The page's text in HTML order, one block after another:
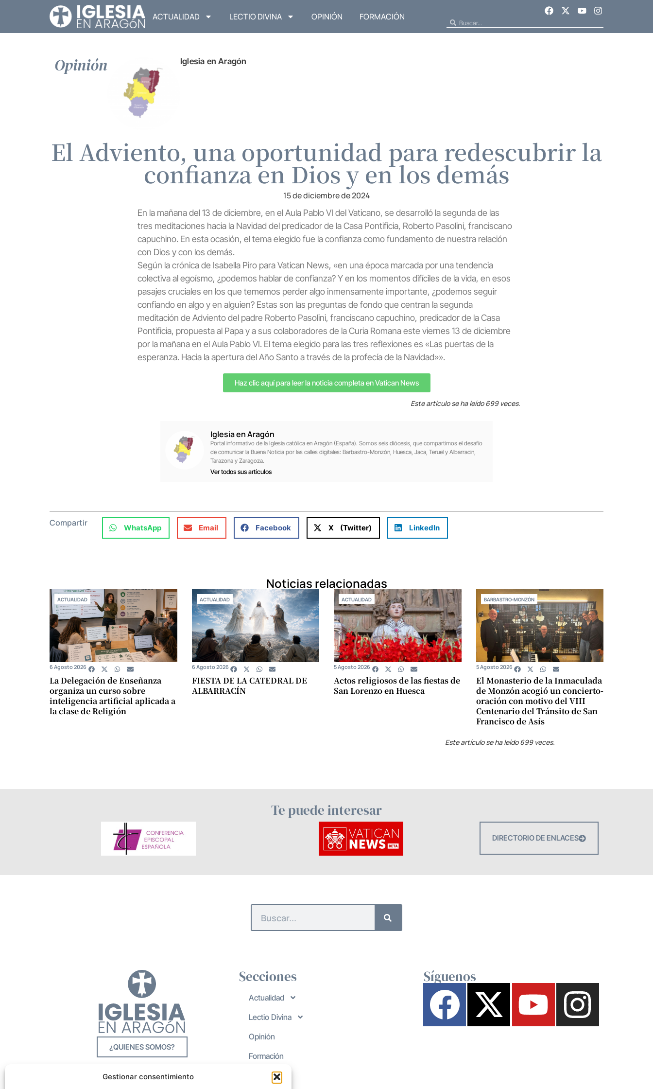
Gestionar consentimiento
ACTUALIDAD LECTIO DIVINA OPINIÓN FORMACIÓN
Opinión Iglesia en Aragón
El Adviento, una oportunidad para redescubrir la
confianza en Dios y en los demás
15 de diciembre de 2024
En la mañana del 13 de diciembre, en el Aula Pablo VI del Vaticano, se desarrolló la segunda de las
tres meditaciones hacia la Navidad del predicador de la Casa Pontificia, Roberto Pasolini, franciscano
capuchino. En esta ocasión, el tema elegido fue la confianza como fundamento de nuestra relación
con Dios y con los demás.
Según la crónica de Isabella Piro para Vatican News, «en una época marcada por una tendencia
colectiva al egoísmo, ¿podemos hablar de confianza? Y en los momentos difíciles de la vida, en esos
pasajes cruciales en los que tememos perder algo inmensamente importante, ¿podemos seguir
confiando en algo y en alguien? Estas son las preguntas de fondo que centran la segunda
meditación de Adviento del padre Roberto Pasolini, franciscano capuchino, predicador de la Casa
Pontificia, propuesta al Papa y a sus colaboradores de la Curia Romana este viernes 13 de diciembre
por la mañana en el Aula Pablo VI. El tema elegido para las tres reflexiones es «Las puertas de la
esperanza. Hacia la apertura del Año Santo a través de la profecía de la Navidad»».
Haz clic aquí para leer la noticia completa en Vatican News
Este artículo se ha leído 699 veces.
Iglesia en Aragón
Portal informativo de la Iglesia católica en Aragón (España). Somos seis diócesis, que compartimos el desafío
de comunicar la Buena Noticia por las calles digitales: Barbastro-Monzón, Huesca, Jaca, Teruel y Albarracín,
Tarazona y Zaragoza.
Ver todos sus artículos
Compartir WhatsApp Email Facebook X (Twitter) LinkedIn
Noticias relacionadas
ACTUALIDAD
La Delegación de Enseñanza
organiza un curso sobre
inteligencia artificial aplicada a
la clase de Religión
6 Agosto 2026
ACTUALIDAD
FIESTA DE LA CATEDRAL DE
ALBARRACÍN
6 Agosto 2026
ACTUALIDAD
Actos religiosos de las fiestas de
San Lorenzo en Huesca
5 Agosto 2026
BARBASTRO-MONZÓN
El Monasterio de la Inmaculada
de Monzón acogió un concierto-
oración con motivo del VIII
Centenario del Tránsito de San
Francisco de Asís
5 Agosto 2026
Este artículo se ha leído 699 veces.
Te puede interesar
DIRECTORIO DE ENLACES
¿QUIENES SOMOS?
Secciones
Actualidad
Lectio Divina
Opinión
Formación
Síguenos